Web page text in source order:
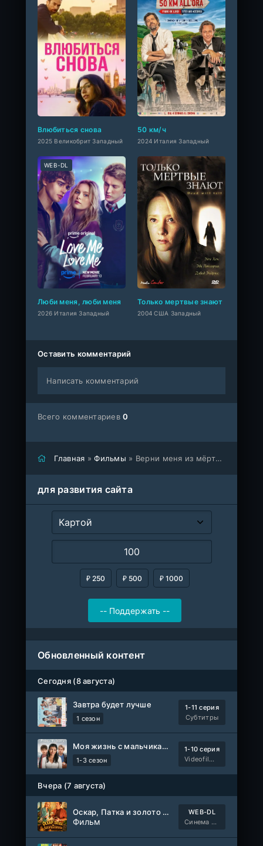
Влюбиться снова
2025 Великобрит Западный
50 км/ч
2024 Италия Западный
Люби меня, люби меня
2026 Италия Западный
WEB-DL
Только мертвые знают
2004 США Западный
Оставить комментарий
Написать комментарий
Всего комментариев0
Главная »Фильмы » Верни меня из мёртвых
для развития сайта
₽ 250 ₽ 500 ₽ 1000
Обновленный контент
Сегодня (8 августа)
Завтра будет лучше
1 сезон
1-11 серия
Субтитры
Моя жизнь с мальчиками Уолтер
1-3 сезон
1-10 серия
Videofilm Int
Вчера (7 августа)
Оскар, Патка и золото Балтики
Фильм
WEB-DL
Синема УС